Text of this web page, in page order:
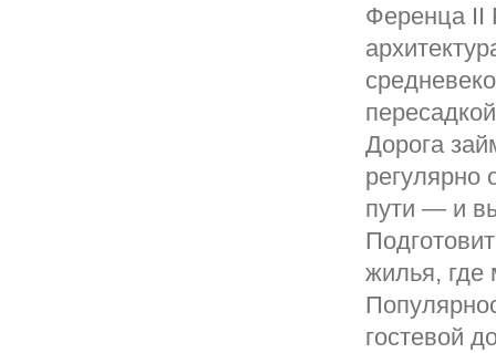
Ференца
Дорога
регулярно
пути — и
жилья, где
гостевой